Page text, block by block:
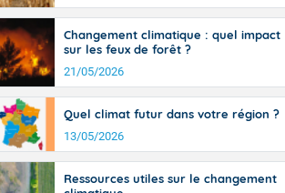
Changement climatique : quel impact
sur les feux de forêt ?
21/05/2026
Quel climat futur dans votre région ?
13/05/2026
Ressources utiles sur le changement